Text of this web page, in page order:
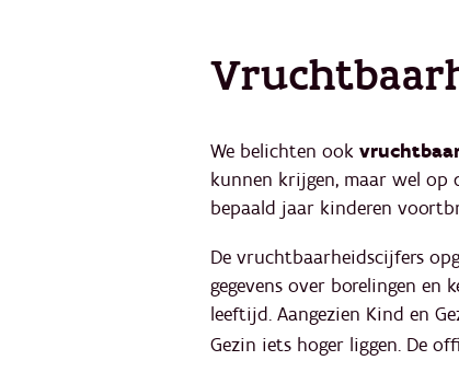
We belichten ook
kunnen krijgen, maar wel op
bepaald jaar kinderen
De vruchtbaarheidscijfers
gegevens over borelingen en
leeftijd. Aangezien Kind en
Gezin iets hoger liggen. De